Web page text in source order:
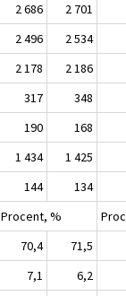
2 686 2 701
2 496 2 534
2 178 2 186
317 348
190 168
1 434 1 425
144 134
Procent, %
70,4 71,5
7,1 6,2